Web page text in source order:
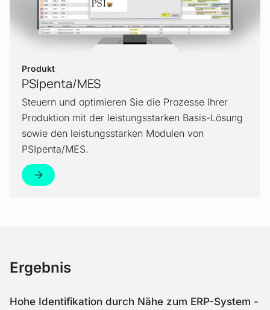
Produkt
PSIpenta/MES
Steuern und optimieren Sie die Prozesse Ihrer
Produktion mit der leistungsstarken Basis-Lösung
sowie den leistungsstarken Modulen von
PSIpenta/MES.
Ergebnis
Hohe Identifikation durch Nähe zum ERP-System -